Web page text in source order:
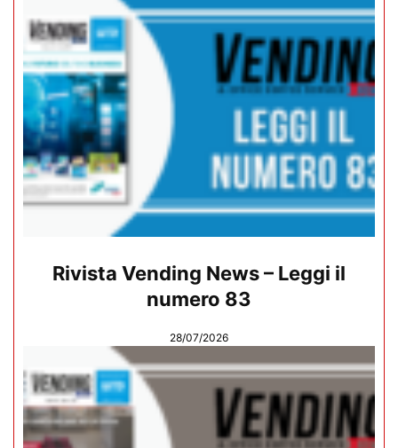
Rivista Vending News – Leggi il
numero 83
28/07/2026